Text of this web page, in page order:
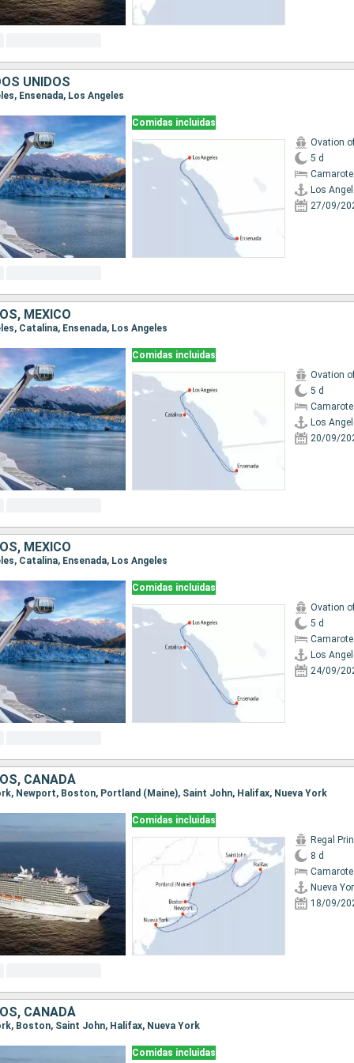
UNIDOS
Ensenada, Los Angeles
Comidas incluidas
Ovation
5 d
Los
27/09/
MÉXICO
Catalina, Ensenada, Los Angeles
Comidas incluidas
Ovation
5 d
Los
20/09/
MÉXICO
Catalina, Ensenada, Los Angeles
Comidas incluidas
Ovation
5 d
Los
24/09/
CANADÁ
Newport, Boston, Portland (Maine), Saint John, Halifax, Nueva York
Comidas incluidas
Regal
8 d
Nueva
18/09/
CANADÁ
Boston, Saint John, Halifax, Nueva York
Comidas incluidas